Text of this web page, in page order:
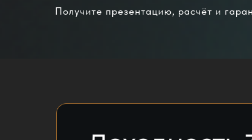
Получите презентацию, расчёт и
Инвестируй в